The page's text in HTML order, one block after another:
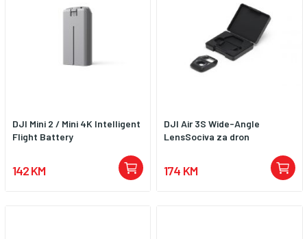
DJI Mini 2 / Mini 4K Intelligent
Flight Battery
142 KM
DJI Air 3S Wide-Angle
LensSociva za dron
174 KM